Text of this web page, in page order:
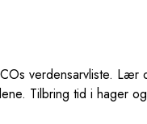
verdensarvliste. Lær
Tilbring tid i hager